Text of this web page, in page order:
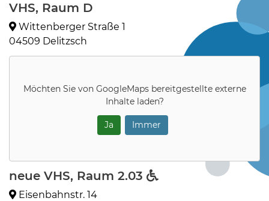
VHS, Raum D
Wittenberger Straße 1
04509 Delitzsch
Möchten Sie von GoogleMapsbereitgestellte externe
Inhalte laden?
Ja Immer
neue VHS, Raum 2.03
Eisenbahnstr. 14